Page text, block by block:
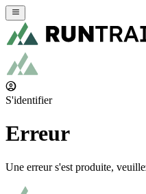
S'identifier
Erreur
Une erreur s'est produite,